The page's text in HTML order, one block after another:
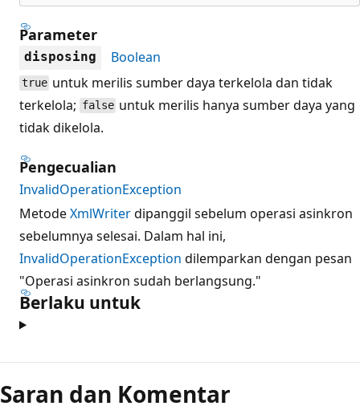
Parameter
disposing Boolean
true untuk merilis sumber daya terkelola dan tidak
terkelola; false untuk merilis hanya sumber daya yang
tidak dikelola.
Pengecualian
InvalidOperationException
MetodeXmlWriterdipanggil sebelum operasi asinkron
sebelumnya selesai. Dalam hal ini,
InvalidOperationException dilemparkan dengan pesan
"Operasi asinkron sudah berlangsung."
Berlaku untuk
Mode
baca
dinonaktifkan
Saran dan Komentar